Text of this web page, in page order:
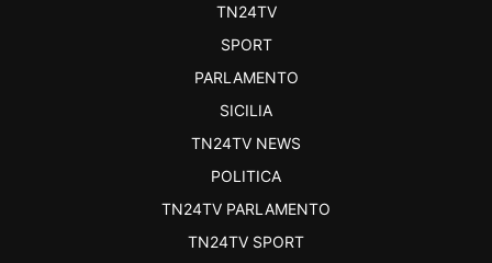
TN24TV
SPORT
PARLAMENTO
SICILIA
TN24TV NEWS
POLITICA
TN24TV PARLAMENTO
TN24TV SPORT